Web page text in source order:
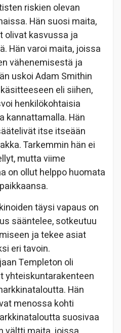
riskien olevan
Hän suosi maita,
olivat kasvussa ja
Hän varoi maita, joissa
vähenemisestä ja
uskoi Adam Smithin
eli siihen,
henkilökohtaisia
kannattamalla. Hän
itse itseään
Tarkemmin hän ei
mutta viime
on ollut helppo huomata
täysi vapaus on
sääntelee, sotkeutuu
ja tekee asiat
eri tavoin.
Templeton oli
yhteiskuntarakenteen
Hän
menossa kohti
suosivaa